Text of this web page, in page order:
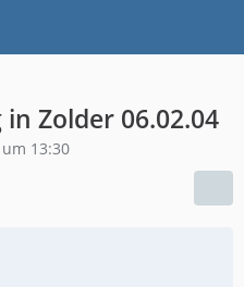
Zolder 06.02.04
13:30